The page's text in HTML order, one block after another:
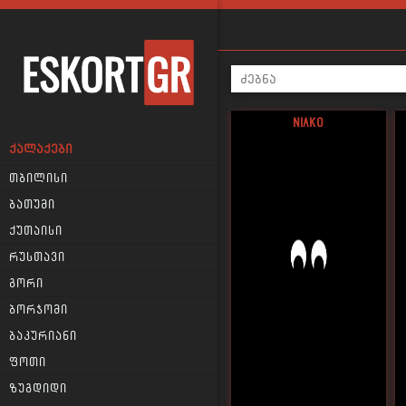
ᲥᲐᲚᲐᲥᲔᲑᲘ
თბილისი
ბათუმი
ქუთაისი
რუსთავი
გორი
ბორჯომი
ბაკურიანი
ფოთი
ზუგდიდი
niako